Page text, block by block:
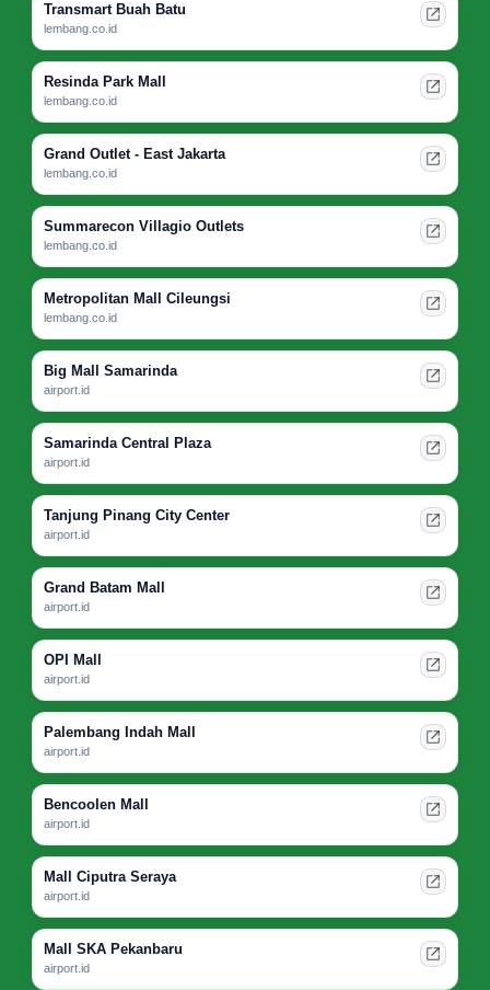
Transmart Buah Batu
lembang.co.id
Resinda Park Mall
lembang.co.id
Grand Outlet - East Jakarta
lembang.co.id
Summarecon Villagio Outlets
lembang.co.id
Metropolitan Mall Cileungsi
lembang.co.id
Big Mall Samarinda
airport.id
Samarinda Central Plaza
airport.id
Tanjung Pinang City Center
airport.id
Grand Batam Mall
airport.id
OPI Mall
airport.id
Palembang Indah Mall
airport.id
Bencoolen Mall
airport.id
Mall Ciputra Seraya
airport.id
Mall SKA Pekanbaru
airport.id